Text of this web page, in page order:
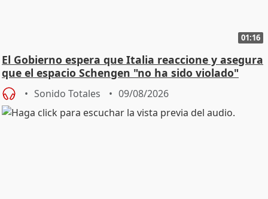
01:16
El Gobierno espera que Italia reaccione y asegura
que el espacio Schengen "no ha sido violado"
Sonido Totales 09/08/2026